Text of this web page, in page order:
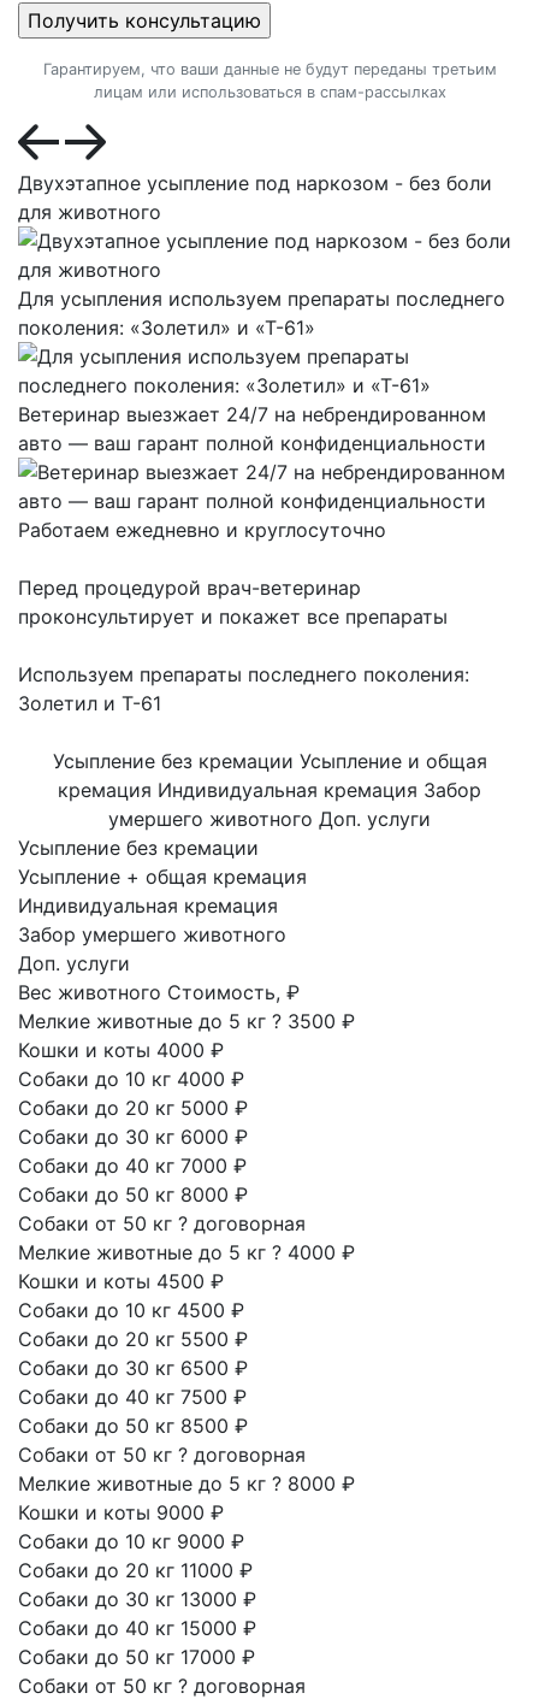
Гарантируем, что ваши данные не будут переданы третьим
лицам или использоваться в спам-рассылках
Двухэтапное усыпление под наркозом - без боли
для животного
Для усыпления используем препараты последнего
поколения: «Золетил» и «Т-61»
Ветеринар выезжает 24/7 на небрендированном
авто — ваш гарант полной конфиденциальности
Работаем ежедневно и круглосуточно
Перед процедурой врач-ветеринар
проконсультирует и покажет все препараты
Используем препараты последнего поколения:
Золетил и Т-61
Усыпление без кремации Усыпление и общая
кремация Индивидуальная кремация Забор
умершего животного Доп. услуги
Усыпление без кремации
Усыпление + общая кремация
Индивидуальная кремация
Забор умершего животного
Доп. услуги
Вес животного Стоимость, ₽
Мелкие животные до 5 кг ? 3500 ₽
Кошки и коты 4000 ₽
Собаки до 10 кг 4000 ₽
Собаки до 20 кг 5000 ₽
Собаки до 30 кг 6000 ₽
Собаки до 40 кг 7000 ₽
Собаки до 50 кг 8000 ₽
Собаки от 50 кг ? договорная
Мелкие животные до 5 кг ? 4000 ₽
Кошки и коты 4500 ₽
Собаки до 10 кг 4500 ₽
Собаки до 20 кг 5500 ₽
Собаки до 30 кг 6500 ₽
Собаки до 40 кг 7500 ₽
Собаки до 50 кг 8500 ₽
Собаки от 50 кг ? договорная
Мелкие животные до 5 кг ? 8000 ₽
Кошки и коты 9000 ₽
Собаки до 10 кг 9000 ₽
Собаки до 20 кг 11000 ₽
Собаки до 30 кг 13000 ₽
Собаки до 40 кг 15000 ₽
Собаки до 50 кг 17000 ₽
Собаки от 50 кг ? договорная